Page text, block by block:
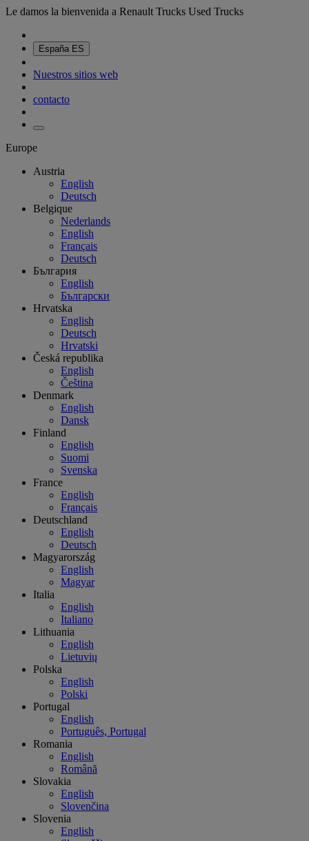
Le damos la bienvenida a Renault Trucks Used Trucks
España ES
Nuestros sitios web
contacto
Europe
Austria
English
Deutsch
Belgique
Nederlands
English
Français
Deutsch
България
English
Български
Hrvatska
English
Deutsch
Hrvatski
Česká republika
English
Čeština
Denmark
English
Dansk
Finland
English
Suomi
Svenska
France
English
Français
Deutschland
English
Deutsch
Magyarország
English
Magyar
Italia
English
Italiano
Lithuania
English
Lietuvių
Polska
English
Polski
Portugal
English
Português, Portugal
Romania
English
Română
Slovakia
English
Slovenčina
Slovenia
English